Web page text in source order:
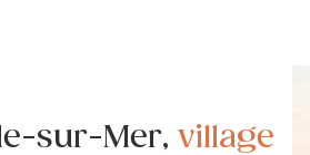
sur-Mer, village